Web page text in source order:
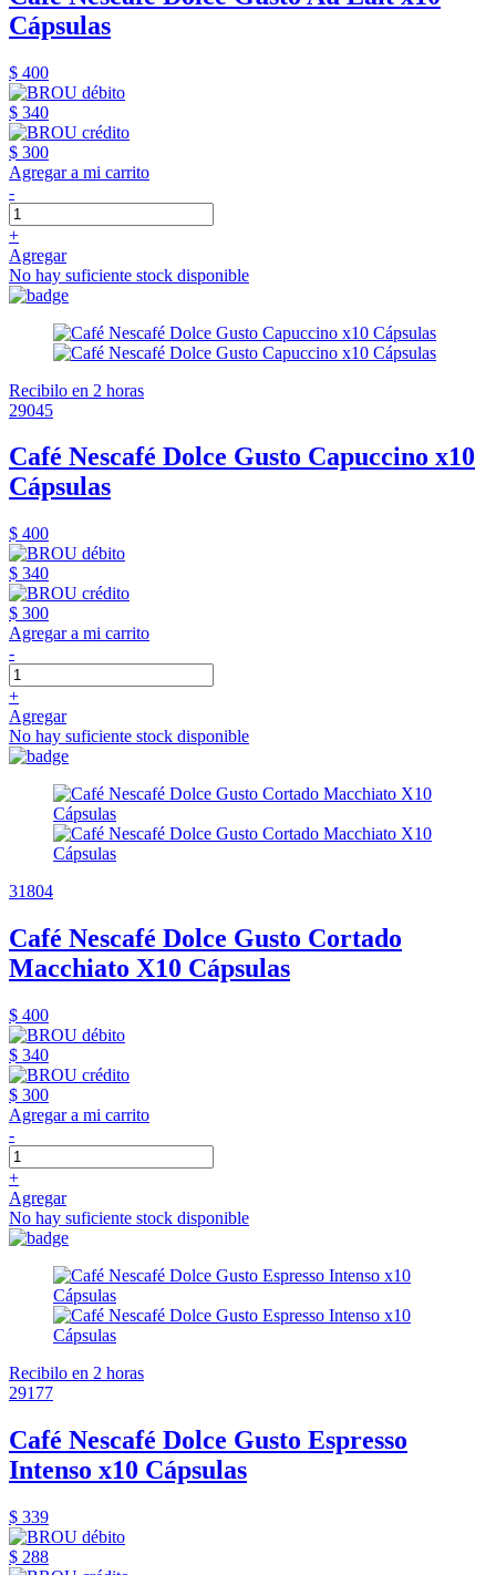
Cápsulas
$ 400
$ 340
$ 300
Agregar a mi carrito
-
+
Agregar
No hay suficiente stock disponible
Recibilo en 2 horas
29045
Café Nescafé Dolce Gusto Capuccino x10
Cápsulas
$ 400
$ 340
$ 300
Agregar a mi carrito
-
+
Agregar
No hay suficiente stock disponible
31804
Café Nescafé Dolce Gusto Cortado
Macchiato X10 Cápsulas
$ 400
$ 340
$ 300
Agregar a mi carrito
-
+
Agregar
No hay suficiente stock disponible
Recibilo en 2 horas
29177
Café Nescafé Dolce Gusto Espresso
Intenso x10 Cápsulas
$ 339
$ 288